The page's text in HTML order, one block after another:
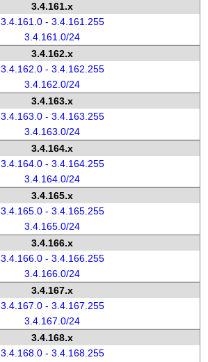
3.4.161.x
3.4.161.0 - 3.4.161.255
3.4.161.0/24
3.4.162.x
3.4.162.0 - 3.4.162.255
3.4.162.0/24
3.4.163.x
3.4.163.0 - 3.4.163.255
3.4.163.0/24
3.4.164.x
3.4.164.0 - 3.4.164.255
3.4.164.0/24
3.4.165.x
3.4.165.0 - 3.4.165.255
3.4.165.0/24
3.4.166.x
3.4.166.0 - 3.4.166.255
3.4.166.0/24
3.4.167.x
3.4.167.0 - 3.4.167.255
3.4.167.0/24
3.4.168.x
3.4.168.0 - 3.4.168.255